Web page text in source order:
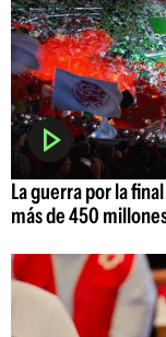
La guerra por la
más de 450